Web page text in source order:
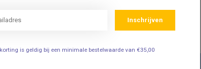
Inschrijven
is geldig bij een minimale bestelwaarde van €35,00